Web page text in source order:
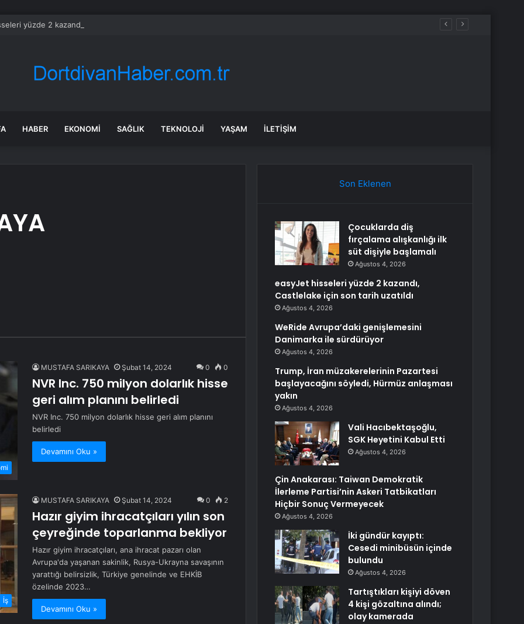
yüzde 2 kazandı, Castlelake için son tarih uzatıldı
HABER EKONOMI SAĞLIK TEKNOLOJI YAŞAM İLETIŞIM
MUSTAFA SARIKAYA Şubat 14, 2024 0 0
NVR Inc. 750 milyon dolarlık hisse
geri alım planını belirledi
NVR Inc. 750 milyon dolarlık hisse geri alım planını
belirledi
Devamını Oku »
İş
MUSTAFA SARIKAYA Şubat 14, 2024 0 2
Hazır giyim ihracatçıları yılın son
çeyreğinde toparlanma bekliyor
Hazır giyim ihracatçıları, ana ihracat pazarı olan
Avrupa'da yaşanan sakinlik, Rusya-Ukrayna savaşının
yarattığı belirsizlik, Türkiye genelinde ve EHKİB
özelinde 2023…
Devamını Oku »
Son Eklenen
Çocuklarda diş
fırçalama alışkanlığı ilk
süt dişiyle başlamalı
Ağustos 4, 2026
easyJet hisseleri yüzde 2 kazandı,
Castlelake için son tarih uzatıldı
Ağustos 4, 2026
WeRide Avrupa’daki genişlemesini
Danimarka ile sürdürüyor
Ağustos 4, 2026
Trump, İran müzakerelerinin Pazartesi
başlayacağını söyledi, Hürmüz anlaşması
yakın
Ağustos 4, 2026
Vali Hacıbektaşoğlu,
SGK Heyetini Kabul Etti
Ağustos 4, 2026
Çin Anakarası: Taiwan Demokratik
İlerleme Partisi’nin Askeri Tatbikatları
Hiçbir Sonuç Vermeyecek
Ağustos 4, 2026
İki gündür kayıptı:
Cesedi minibüsün içinde
bulundu
Ağustos 4, 2026
Tartıştıkları kişiyi döven
4 kişi gözaltına alındı;
olay kamerada